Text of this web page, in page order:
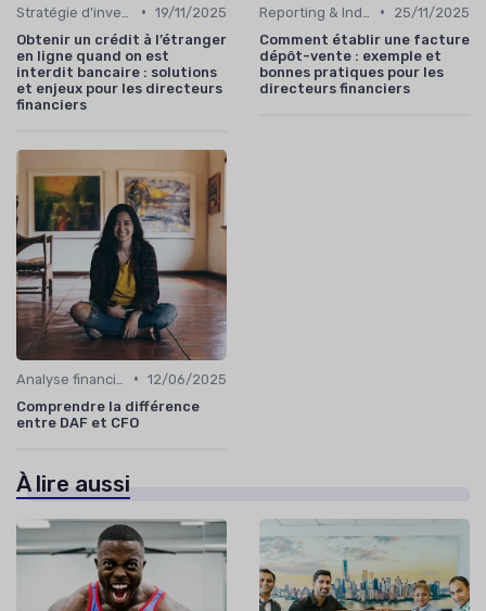
• 19/11/2025
Obtenir un crédit à l’étranger
en ligne quand on est
interdit bancaire : solutions
et enjeux pour les directeurs
financiers
•
25/11/2025
Comment établir une facture
dépôt-vente : exemple et
bonnes pratiques pour les
directeurs financiers
• 12/06/2025
Comprendre la différence
entre DAF et CFO
À lire aussi